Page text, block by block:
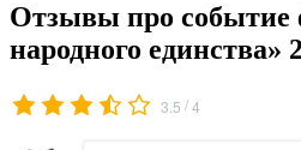
Отзывы про событие
народного единства»
3.5 /4